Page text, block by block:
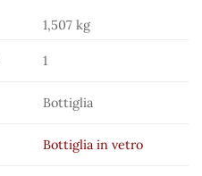
1,507 kg
1
Bottiglia
Bottiglia in vetro